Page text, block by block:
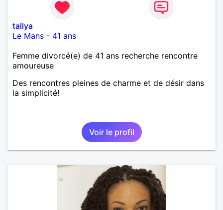
tallya
Le Mans - 41 ans
Femme divorcé(e) de 41 ans recherche rencontre
amoureuse
Des rencontres pleines de charme et de désir dans
la simplicité!
Voir le profil